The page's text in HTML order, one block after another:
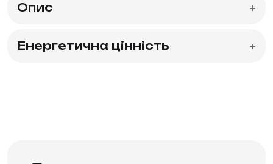
Опис +
Енергетична цінність +